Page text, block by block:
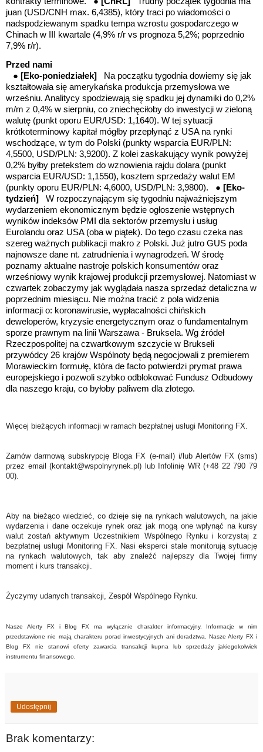
juan (USD/CNH max. 6,4385), który traci po wiadomości o
nadspodziewanym spadku tempa wzrostu gospodarczego w
Chinach w III kwartale (4,9% r/r vs prognoza 5,2%; poprzednio
7,9% r/r).
Przed nami
● [Eko-poniedziałek]
Na początku tygodnia dowiemy się jak
kształtowała się amerykańska produkcja przemysłowa we
wrześniu. Analitycy spodziewają się spadku jej dynamiki do 0,2%
m/m z 0,4% w sierpniu, co zniechęciłoby do inwestycji w zieloną
walutę (punkt oporu EUR/USD: 1,1640). W tej sytuacji
krótkoterminowy kapitał mógłby przepłynąć z USA na rynki
wschodzące, w tym do Polski (punkty wsparcia EUR/PLN:
4,5500, USD/PLN: 3,9200). Z kolei zaskakujący wynik powyżej
0,2% byłby pretekstem do wznowienia rajdu dolara (punkt
wsparcia EUR/USD: 1,1550), kosztem sprzedaży walut EM
(punkty oporu EUR/PLN: 4,6000, USD/PLN: 3,9800). ● [Eko-
tydzień] W rozpoczynającym się tygodniu najważniejszym
wydarzeniem ekonomicznym będzie ogłoszenie wstępnych
wyników indeksów PMI dla sektorów przemysłu i usług
Eurolandu oraz USA (oba w piątek). Do tego czasu czeka nas
szereg ważnych publikacji makro z Polski. Już jutro GUS poda
najnowsze dane nt. zatrudnienia i wynagrodzeń. W środę
poznamy aktualne nastroje polskich konsumentów oraz
wrześniowy wynik krajowej produkcji przemysłowej. Natomiast w
czwartek zobaczymy jak wyglądała nasza sprzedaż detaliczna w
poprzednim miesiącu. Nie można tracić z pola widzenia
informacji o: koronawirusie, wypłacalności chińskich
deweloperów, kryzysie energetycznym oraz o fundamentalnym
sporze prawnym na linii Warszawa - Bruksela. Wg źródeł
Rzeczpospolitej na czwartkowym szczycie w Brukseli
przywódcy 26 krajów Wspólnoty będą negocjowali z premierem
Morawieckim formułę, która de facto potwierdzi prymat prawa
europejskiego i pozwoli szybko odblokować Fundusz Odbudowy
dla naszego kraju, co byłoby paliwem dla złotego.
Więcej bieżących informacji w ramach bezpłatnej usługi Monitoring FX.
Zamów darmową subskrypcję Bloga FX (e-mail) i/lub Alertów FX (sms)
przez email (kontakt@wspolnyrynek.pl) lub Infolinię WR (+48 22 790 79
00).
Aby na bieżąco wiedzieć, co dzieje się na rynkach walutowych, na jakie
wydarzenia i dane oczekuje rynek oraz jak mogą one wpłynąć na kursy
walut zostań aktywnym Uczestnikiem Wspólnego Rynku i korzystaj z
bezpłatnej usługi Monitoring FX. Nasi eksperci stale monitorują sytuację
na rynkach walutowych, tak aby znaleźć najlepszy dla Twojej firmy
moment i kurs transakcji.
Życzymy udanych transakcji, Zespół Wspólnego Rynku.
Nasze Alerty FX i Blog FX ma wyłącznie charakter informacyjny. Informacje w nim
przedstawione nie mają charakteru porad inwestycyjnych ani doradztwa. Nasze Alerty FX i
Blog FX nie stanowi oferty zawarcia transakcji kupna lub sprzedaży jakiegokolwiek
instrumentu finansowego.
Udostępnij
Brak komentarzy: